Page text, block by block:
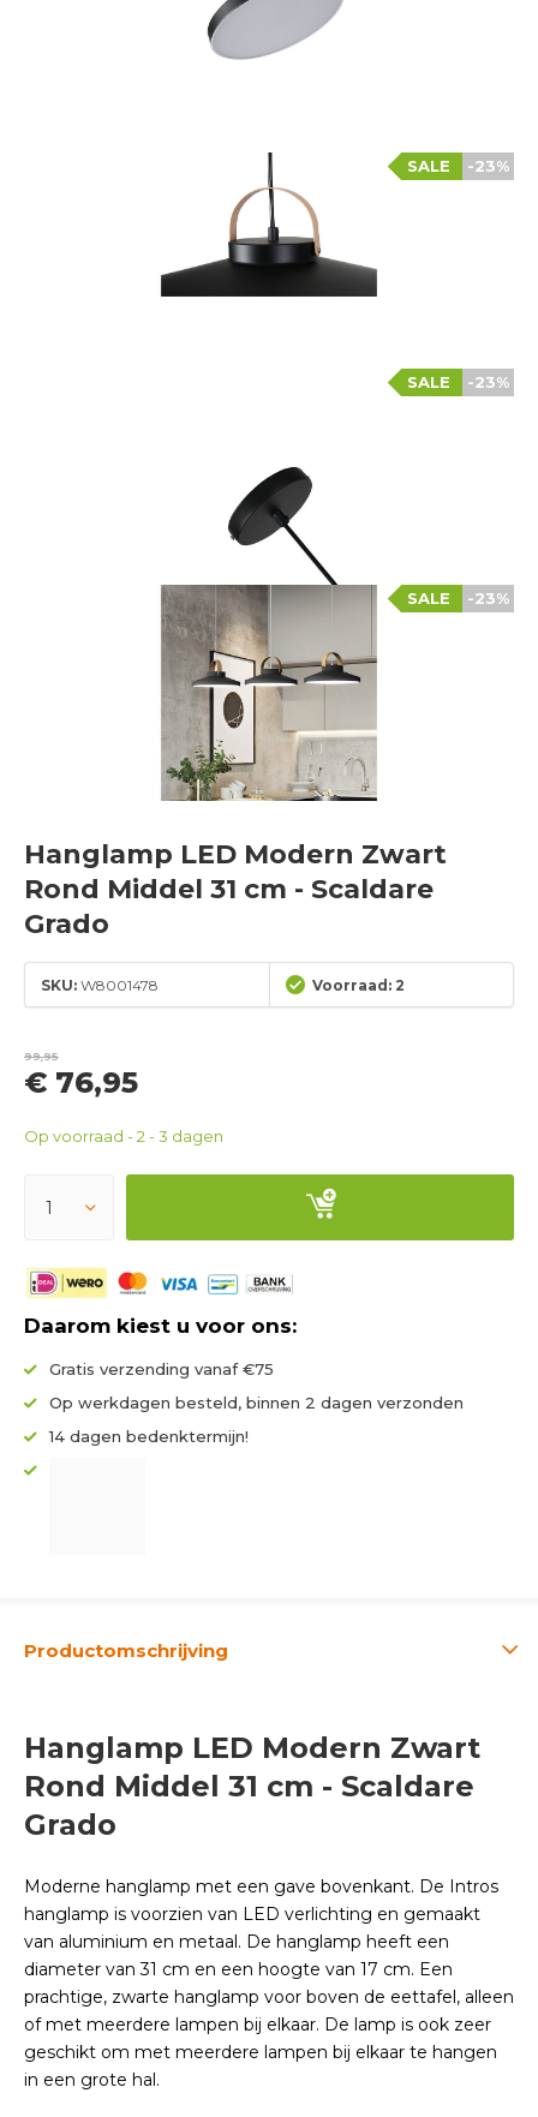
-23%
SALE
-23%
SALE
-23%
SALE
Hanglamp LED Modern Zwart
Rond Middel 31 cm - Scaldare
Grado
SKU: W8001478 Voorraad: 2
99,95
€ 76,95
Op voorraad - 2 - 3 dagen
Daarom kiest u voor ons:
Gratis verzending vanaf €75
Op werkdagen besteld, binnen 2 dagen verzonden
14 dagen bedenktermijn!
Productomschrijving
Hanglamp LED Modern Zwart
Rond Middel 31 cm - Scaldare
Grado
Moderne hanglamp met een gave bovenkant. De Intros
hanglamp is voorzien van LED verlichting en gemaakt
van aluminium en metaal. De hanglamp heeft een
diameter van 31 cm en een hoogte van 17 cm. Een
prachtige, zwarte hanglamp voor boven de eettafel, alleen
of met meerdere lampen bij elkaar. De lamp is ook zeer
geschikt om met meerdere lampen bij elkaar te hangen
in een grote hal.